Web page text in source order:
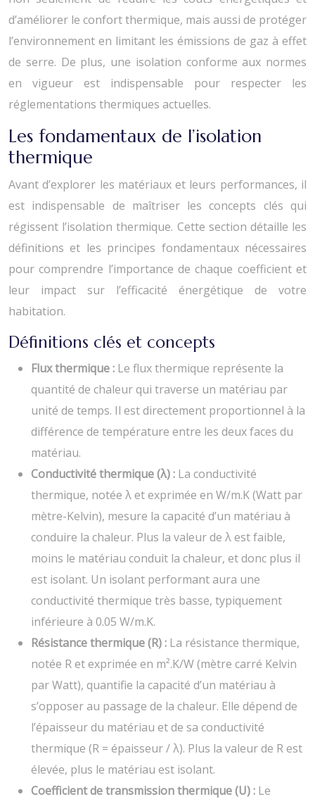
d’améliorer le confort thermique, mais aussi de protéger
l’environnement en limitant les émissions de gaz à effet
de serre. De plus, une isolation conforme aux normes
en vigueur est indispensable pour respecter les
réglementations thermiques actuelles.
Les fondamentaux de l’isolation
thermique
Avant d’explorer les matériaux et leurs performances, il
est indispensable de maîtriser les concepts clés qui
régissent l’isolation thermique. Cette section détaille les
définitions et les principes fondamentaux nécessaires
pour comprendre l’importance de chaque coefficient et
leur impact sur l’efficacité énergétique de votre
habitation.
Définitions clés et concepts
Flux thermique : Le flux thermique représente la
quantité de chaleur qui traverse un matériau par
unité de temps. Il est directement proportionnel à la
différence de température entre les deux faces du
matériau.
Conductivité thermique (λ) : La conductivité
thermique, notée λ et exprimée en W/m.K (Watt par
mètre-Kelvin), mesure la capacité d’un matériau à
conduire la chaleur. Plus la valeur de λ est faible,
moins le matériau conduit la chaleur, et donc plus il
est isolant. Un isolant performant aura une
conductivité thermique très basse, typiquement
inférieure à 0.05 W/m.K.
Résistance thermique (R) : La résistance thermique,
notée R et exprimée en m².K/W (mètre carré Kelvin
par Watt), quantifie la capacité d’un matériau à
s’opposer au passage de la chaleur. Elle dépend de
l’épaisseur du matériau et de sa conductivité
thermique (R = épaisseur / λ). Plus la valeur de R est
élevée, plus le matériau est isolant.
Coefficient de transmission thermique (U) : Le